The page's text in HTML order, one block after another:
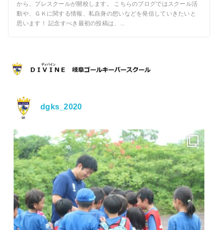
から、プレスクールが開校します。 こちらのブログではスクール活
動や、ＧＫに関する情報、私自身の想いなどを発信していきたいと
思います！ 記念すべき最初の投稿は、...
dgks_2020